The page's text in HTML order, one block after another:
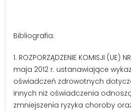
Bibliografia:
1. ROZPORZĄDZENIE KOMISJI (UE)
maja 2012 r. ustanawiające
oświadczeń zdrowotnych
innych niż oświadczenia
zmniejszenia ryzyka choroby